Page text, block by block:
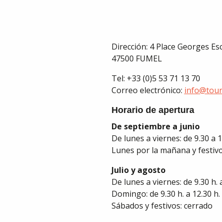
Dirección: 4 Place Georges
47500 FUMEL
Tel: +33 (0)5 53 71 13 70
Correo electrónico:
Horario de apertura
De septiembre a junio
De lunes a viernes: de 9.30 a
Lunes por la mañana y
Julio y agosto
De lunes a viernes: de 9.30 h.
Domingo: de 9.30 h. a 12.30 h.
Sábados y festivos: cerrado